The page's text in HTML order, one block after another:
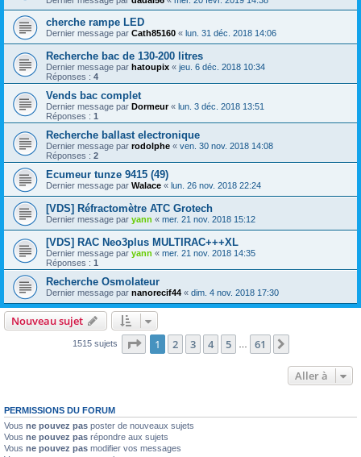
cherche rampe LED
Dernier message par Cath85160 « lun. 31 déc. 2018 14:06
Recherche bac de 130-200 litres
Dernier message par hatoupix « jeu. 6 déc. 2018 10:34
Réponses : 4
Vends bac complet
Dernier message par Dormeur« lun. 3 déc. 2018 13:51
Réponses : 1
Recherche ballast electronique
Dernier message par rodolphe « ven. 30 nov. 2018 14:08
Réponses : 2
Ecumeur tunze 9415 (49)
Dernier message par Walace « lun. 26 nov. 2018 22:24
[VDS] Réfractomètre ATC Grotech
Dernier message par yann « mer. 21 nov. 2018 15:12
[VDS] RAC Neo3plus MULTIRAC+++XL
Dernier message par yann « mer. 21 nov. 2018 14:35
Réponses : 1
Recherche Osmolateur
Dernier message par nanorecif44 « dim. 4 nov. 2018 17:30
Nouveau sujet
1515 sujets Page 1sur61
1 2 3 4 5 61
Aller à
PERMISSIONS DU FORUM
Vous ne pouvez pas poster de nouveaux sujets
Vous ne pouvez pas répondre aux sujets
Vous ne pouvez pas modifier vos messages